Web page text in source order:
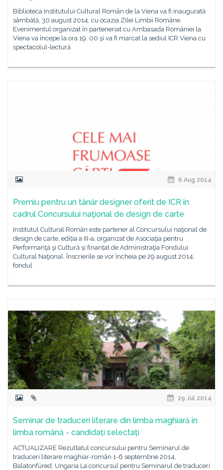
Biblioteca Institutului Cultural Român de la Viena va fi inaugurată
sâmbătă, 30 august 2014, cu ocazia Zilei Limbii Române.
Evenimentul organizat în parteneriat cu Ambasada României la
Viena va începe la ora 19. 00 şi va fi marcat la sediul ICR Viena cu
spectacolul-lectură
6 Aug 2014
Premiu pentru un tânăr designer oferit de ICR în
cadrul Concursului naţional de design de carte
Institutul Cultural Român este partener al Concursului naţional de
design de carte, ediția a III-a, organizat de Asociaţia pentru
Performanţă şi Cultură și finanțat de Administraţia Fondului
Cultural Naţional. Înscrierile se vor încheia pe 29 august 2014,
fondul
29 Jul 2014
Seminar de traduceri literare din limba maghiară în
limba română - candidați selectați
ACTUALIZARE Rezultatul concursului pentru Seminarul de
traduceri literare maghiar-român 1-6 septembrie 2014,
Balatonfüred, Ungaria La concursul pentru Seminarul de traduceri